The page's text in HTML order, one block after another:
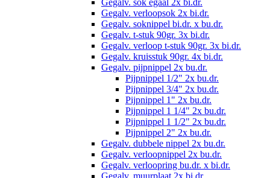
Gegalv. sok egaal 2x bi.dr.
Gegalv. verloopsok 2x bi.dr.
Gegalv. soknippel bi.dr. x bu.dr.
Gegalv. t-stuk 90gr. 3x bi.dr.
Gegalv. verloop t-stuk 90gr. 3x bi.dr.
Gegalv. kruisstuk 90gr. 4x bi.dr.
Gegalv. pijpnippel 2x bu.dr.
Pijpnippel 1/2" 2x bu.dr.
Pijpnippel 3/4" 2x bu.dr.
Pijpnippel 1" 2x bu.dr.
Pijpnippel 1 1/4" 2x bu.dr.
Pijpnippel 1 1/2" 2x bu.dr.
Pijpnippel 2" 2x bu.dr.
Gegalv. dubbele nippel 2x bu.dr.
Gegalv. verloopnippel 2x bu.dr.
Gegalv. verloopring bu.dr. x bi.dr.
Gegalv. muurplaat 2x bi.dr.